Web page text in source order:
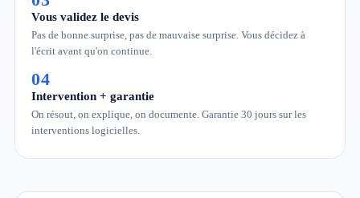
Vous validez le devis
Pas de bonne surprise, pas de mauvaise surprise. Vous décidez à
l'écrit avant qu'on continue.
04
Intervention + garantie
On résout, on explique, on documente. Garantie 30 jours sur les
interventions logicielles.